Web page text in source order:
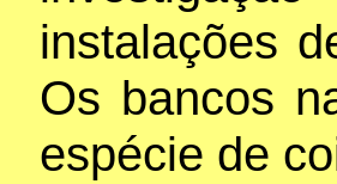
instalações
Os bancos
espécie de